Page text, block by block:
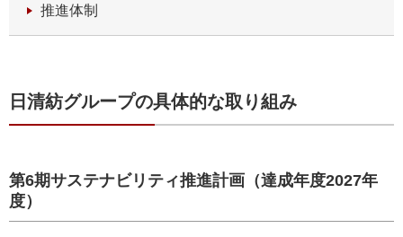
推進体制
日清紡グループの具体的な取り組み
第6期サステナビリティ推進計画（達成年度2027年
度）